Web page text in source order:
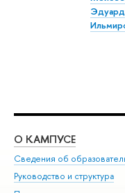
Эдуард
О КАМПУСЕ
Сведения об
Руководство и структура